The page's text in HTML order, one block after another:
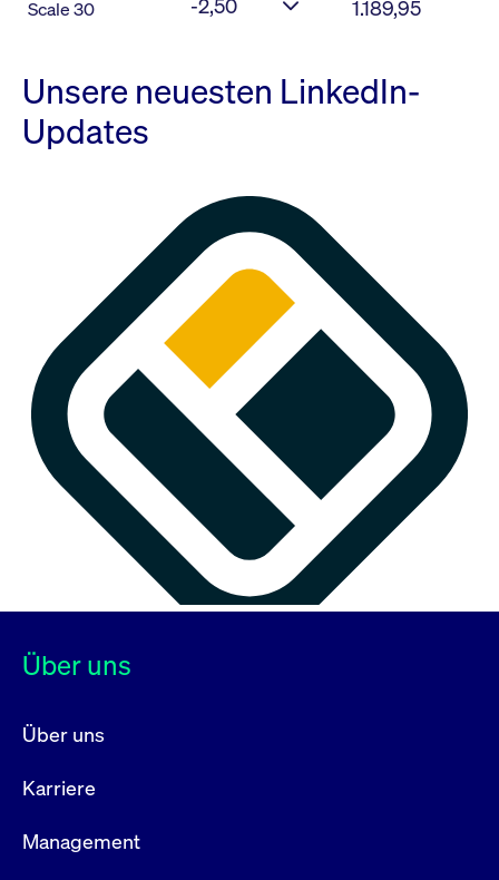
Scale 30 -2,50 1.189,95
Unsere neuesten LinkedIn-
Updates
Über uns
Über uns
Karriere
Management